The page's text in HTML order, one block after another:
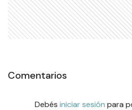
Comentarios
Debés iniciar sesión para